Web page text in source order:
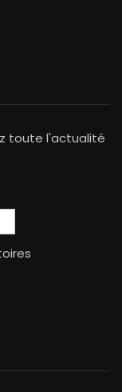
toute l'actualité